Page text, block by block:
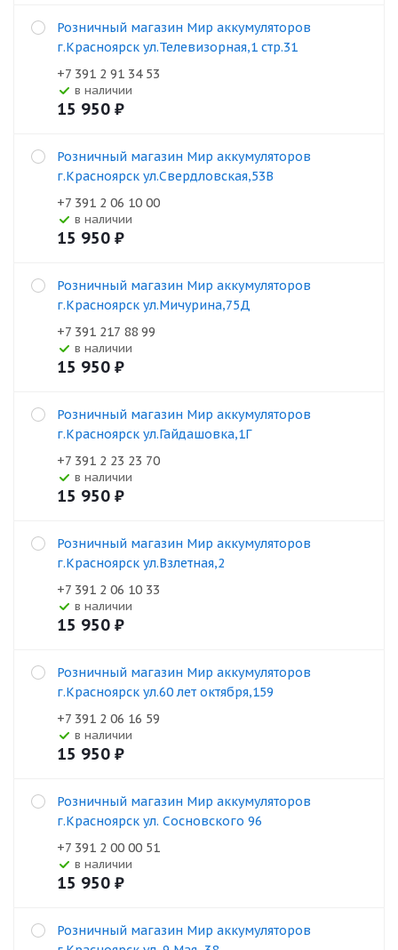
Розничный магазин Мир аккумуляторов
г.Красноярск ул.Телевизорная,1 стр.31
+7 391 2 91 34 53
В наличии
15 950 ₽
Розничный магазин Мир аккумуляторов
г.Красноярск ул.Свердловская,53В
+7 391 2 06 10 00
В наличии
15 950 ₽
Розничный магазин Мир аккумуляторов
г.Красноярск ул.Мичурина,75Д
+7 391 217 88 99
В наличии
15 950 ₽
Розничный магазин Мир аккумуляторов
г.Красноярск ул.Гайдашовка,1Г
+7 391 2 23 23 70
В наличии
15 950 ₽
Розничный магазин Мир аккумуляторов
г.Красноярск ул.Взлетная,2
+7 391 2 06 10 33
В наличии
15 950 ₽
Розничный магазин Мир аккумуляторов
г.Красноярск ул.60 лет октября,159
+7 391 2 06 16 59
В наличии
15 950 ₽
Розничный магазин Мир аккумуляторов
г.Красноярск ул. Сосновского 96
+7 391 2 00 00 51
В наличии
15 950 ₽
Розничный магазин Мир аккумуляторов